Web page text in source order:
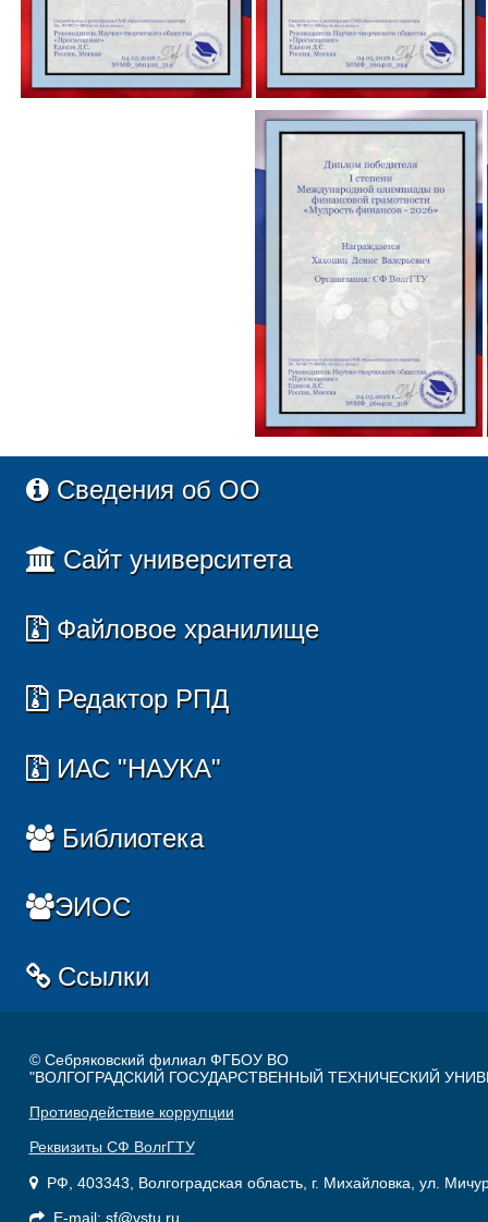
Сведения об ОО
Сайт университета
Файловое хранилище
Редактор РПД
ИАС "НАУКА"
Библиотека
ЭИОС
Ссылки
© Себряковский филиал ФГБОУ ВО
"ВОЛГОГРАДСКИЙ ГОСУДАРСТВЕННЫЙ ТЕХНИЧЕСКИЙ
Противодействие коррупции
Реквизиты СФ ВолгГТУ
РФ, 403343, Волгоградская область, г. Михайловка, ул.
E-mail: sf@vstu.ru